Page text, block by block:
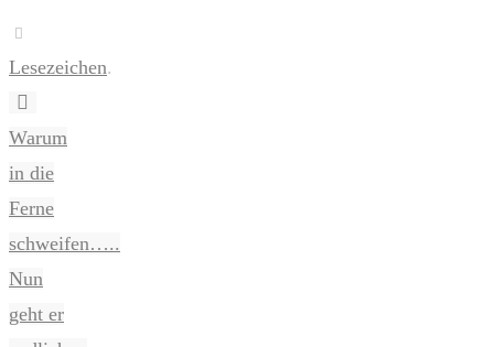
Lesezeichen.
Warum
in die
Ferne
schweifen…..
Nun
geht er